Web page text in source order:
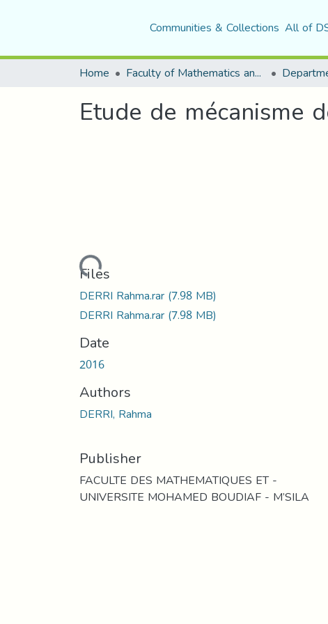
Communities & Collections All of
Home Faculty of Mathematics and Computer Science
Etude de mécanisme
Loading...
Files
DERRI Rahma.rar(7.98 MB)
DERRI Rahma.rar(7.98 MB)
Date
2016
Authors
DERRI, Rahma
Publisher
FACULTE DES MATHEMATIQUES ET -
UNIVERSITE MOHAMED BOUDIAF - M’SILA